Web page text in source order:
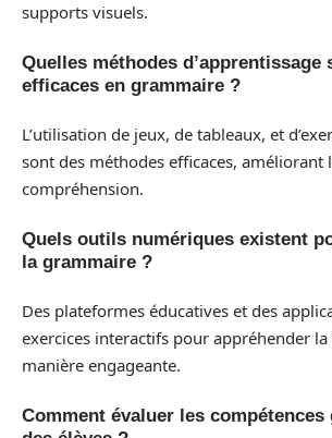
supports visuels.
Quelles méthodes d’apprentissage
efficaces en grammaire ?
L’utilisation de jeux, de tableaux, et
sont des méthodes efficaces, améliorant
compréhension.
Quels outils numériques existent
la grammaire ?
Des plateformes éducatives et des
exercices interactifs pour appréhender
manière engageante.
Comment évaluer les